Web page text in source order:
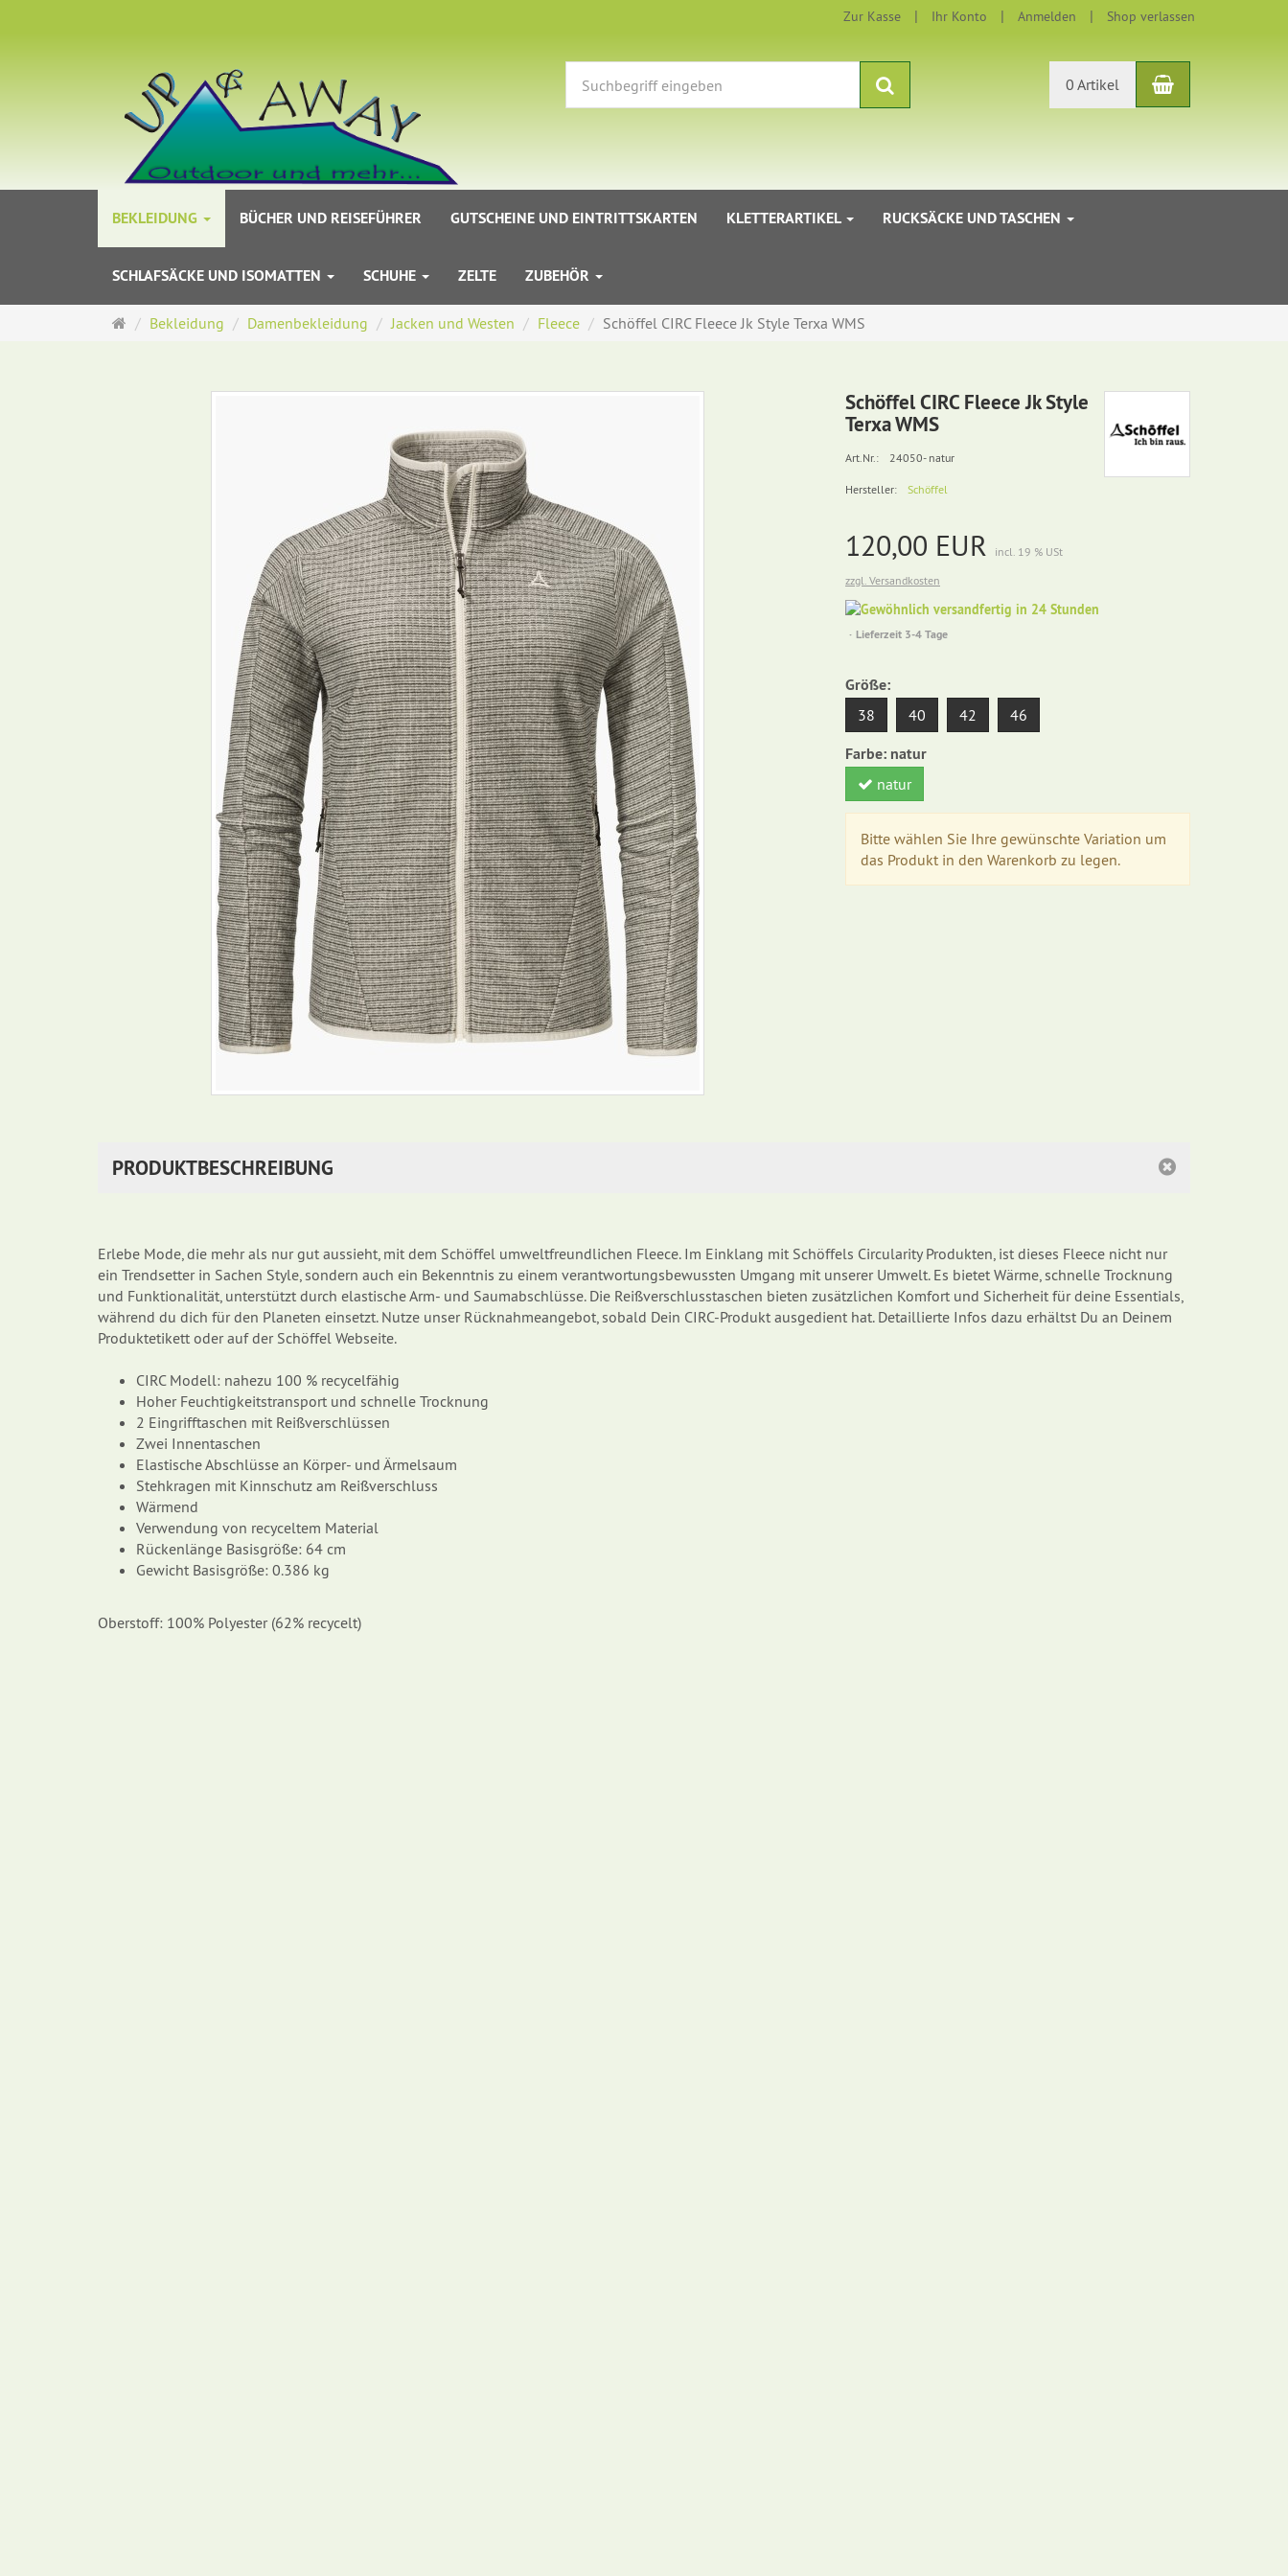
Zur Kasse Ihr Konto Anmelden Shop verlassen
0 Artikel Warenkorb
BEKLEIDUNG BÜCHER UND REISEFÜHRER GUTSCHEINE UND EINTRITTSKARTEN KLETTERARTIKEL RUCKSÄCKE UND TASCHEN
SCHLAFSÄCKE UND ISOMATTEN SCHUHE ZELTE ZUBEHÖR
Startseite
Bekleidung Damenbekleidung Jacken und Westen Fleece Schöffel CIRC Fleece Jk Style Terxa WMS
Schöffel CIRC Fleece Jk Style
Terxa WMS
Art.Nr.: 24050- natur
Hersteller: Schöffel
120,00 EUR
incl. 19 % USt
zzgl. Versandkosten
Lieferzeit 3-4 Tage
Größe:
38 40 42 46
Farbe: natur
natur
Bitte wählen Sie Ihre gewünschte Variation um
das Produkt in den Warenkorb zu legen.
PRODUKTBESCHREIBUNG
Erlebe Mode, die mehr als nur gut aussieht, mit dem Schöffel umweltfreundlichen Fleece. Im Einklang mit Schöffels Circularity Produkten, ist dieses Fleece nicht nur
ein Trendsetter in Sachen Style, sondern auch ein Bekenntnis zu einem verantwortungsbewussten Umgang mit unserer Umwelt. Es bietet Wärme, schnelle Trocknung
und Funktionalität, unterstützt durch elastische Arm- und Saumabschlüsse. Die Reißverschlusstaschen bieten zusätzlichen Komfort und Sicherheit für deine Essentials,
während du dich für den Planeten einsetzt. Nutze unser Rücknahmeangebot, sobald Dein CIRC-Produkt ausgedient hat. Detaillierte Infos dazu erhältst Du an Deinem
Produktetikett oder auf der Schöffel Webseite.
CIRC Modell: nahezu 100 % recycelfähig
Hoher Feuchtigkeitstransport und schnelle Trocknung
2 Eingrifftaschen mit Reißverschlüssen
Zwei Innentaschen
Elastische Abschlüsse an Körper- und Ärmelsaum
Stehkragen mit Kinnschutz am Reißverschluss
Wärmend
Verwendung von recyceltem Material
Rückenlänge Basisgröße: 64 cm
Gewicht Basisgröße: 0.386 kg
Oberstoff: 100% Polyester (62% recycelt)